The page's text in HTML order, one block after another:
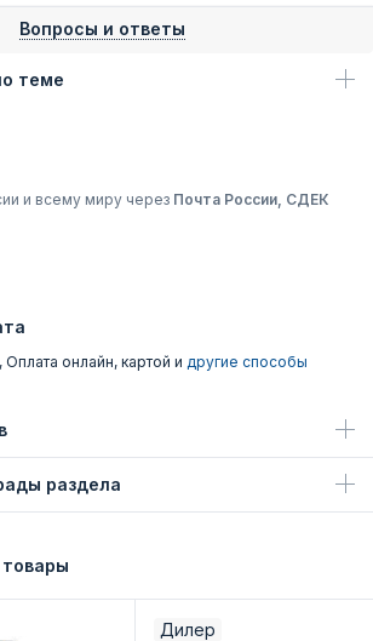
Вопросы и ответы
теме
и всему миру через Почта России, СДЕК
онлайн, картой и другие способы
раздела
Дилер